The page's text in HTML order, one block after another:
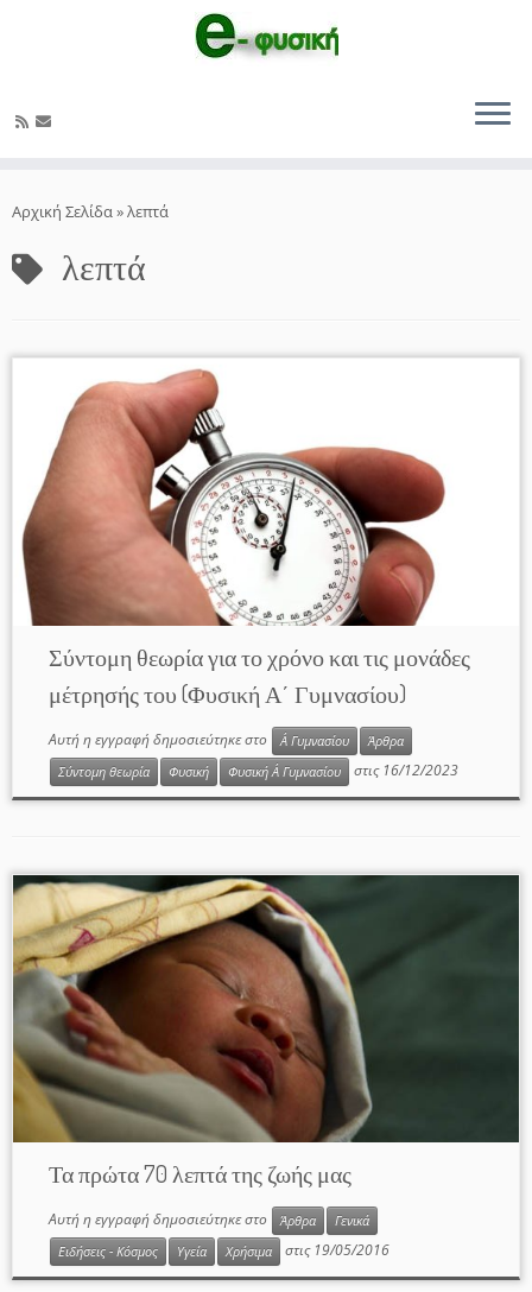
στο
Αρχική Σελίδα»λεπτά
λεπτά
Σύντομη θεωρία για το χρόνο και τις μονάδες
μέτρησής του (Φυσική Α΄ Γυμνασίου)
Αυτή η εγγραφή δημοσιεύτηκε στο Α΄ Γυμνασίου
Άρθρα
Σύντομη θεωρία
Φυσική Φυσική Α΄ Γυμνασίου στις 16/12/2023
Τα πρώτα 70 λεπτά της ζωής μας
Αυτή η εγγραφή δημοσιεύτηκε στο Άρθρα
Γενικά
Ειδήσεις - Κόσμος
Υγεία Χρήσιμα στις 19/05/2016